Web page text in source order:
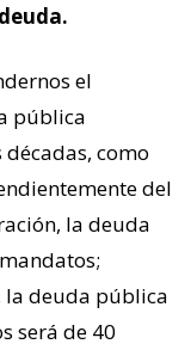
el
pública
como
del
la deuda
la deuda pública
será de 40